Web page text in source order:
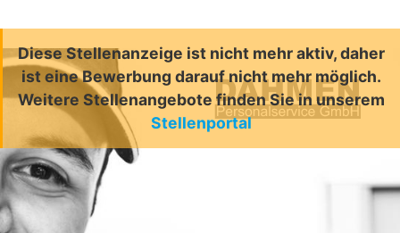
Diese Stellenanzeige ist nicht mehr aktiv, daher
ist eine Bewerbung darauf nicht mehr möglich.
Weitere Stellenangebote finden Sie in unserem
Stellenportal